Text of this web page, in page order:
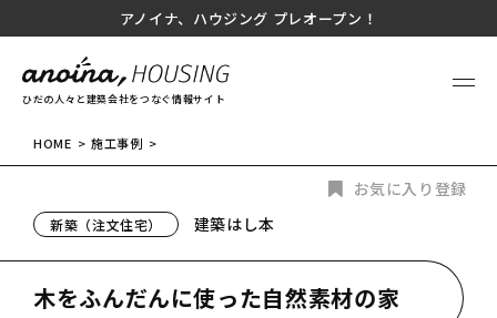
アノイナ、ハウジング プレオープン！
ひだの人々と建築会社をつなぐ情報サイト
HOME 施工事例
新築（注文住宅） 建築はし本
木をふんだんに使った自然素材の家
お気に入り登録